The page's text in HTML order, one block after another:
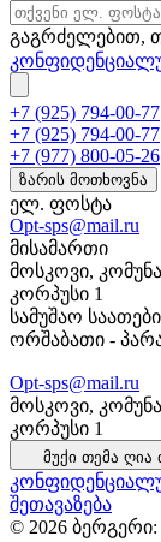
გაგრძელებით,
+7 (925) 794-00-77
+7 (925) 794-00-77
+7 (977) 800-05-26
ზარის მოთხოვნა
ელ. ფოსტა
Opt-sps@mail.ru
მისამართი
მოსკოვი,
კორპუსი 1
სამუშაო საათები
ორშაბათი -
Opt-sps@mail.ru
მოსკოვი,
კორპუსი 1
მუქი თემა ღია
შეთავაზება
© 2026 ბერგერი: